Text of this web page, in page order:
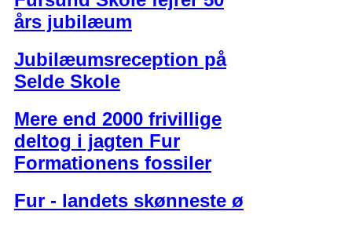
års jubilæum
Jubilæumsreception på
Selde Skole
Mere end 2000 frivillige
deltog i jagten Fur
Formationens fossiler
Fur - landets skønneste ø